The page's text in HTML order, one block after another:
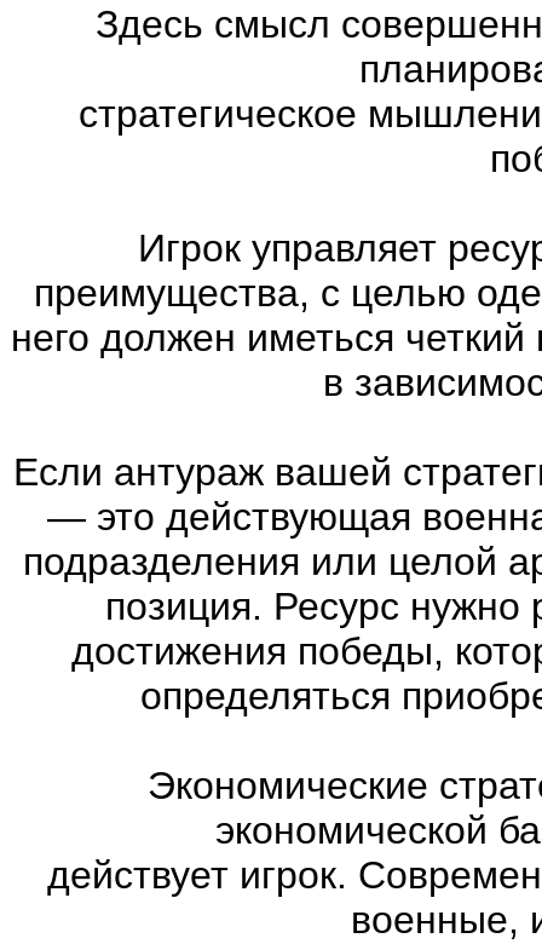
Здесь смысл
стратегическое
Игрок управляет
преимущества, с целью
него должен иметься
в
Если антураж вашей
—это действующая
подразделения или целой
позиция. Ресурс нужно
достижения победы,
определяться
Экономические
экономической
действует игрок.
военные,